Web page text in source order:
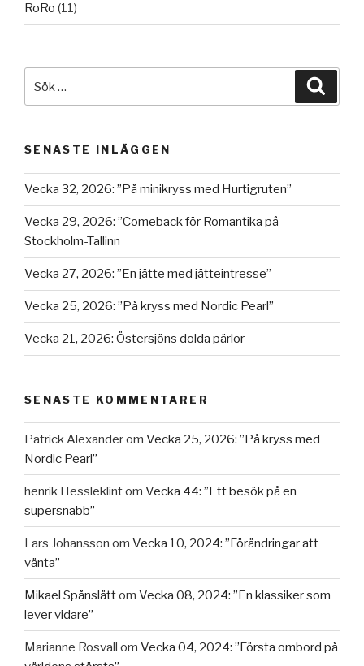
RoRo (11)
efter:
SENASTE INLÄGGEN
Vecka 32, 2026: ”På minikryss med Hurtigruten”
Vecka 29, 2026: ”Comeback för Romantika på
Stockholm-Tallinn
Vecka 27, 2026: ”En jätte med jätteintresse”
Vecka 25, 2026: ”På kryss med Nordic Pearl”
Vecka 21, 2026: Östersjöns dolda pärlor
SENASTE KOMMENTARER
Patrick Alexanderom Vecka 25, 2026: ”På kryss med
Nordic Pearl”
henrik Hessleklintom Vecka 44: ”Ett besök på en
supersnabb”
Lars Johansson om Vecka 10, 2024: ”Förändringar att
vänta”
Mikael Spånslättom Vecka 08, 2024: ”En klassiker som
lever vidare”
Marianne Rosvall om Vecka 04, 2024: ”Första ombord på